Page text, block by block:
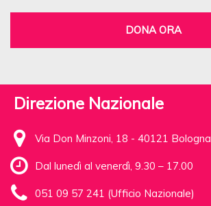
DONA ORA
Direzione Nazionale
Via Don Minzoni, 18 - 40121 Bologna
Dal lunedì al venerdì, 9.30 – 17.00
051 09 57 241 (Ufficio Nazionale)